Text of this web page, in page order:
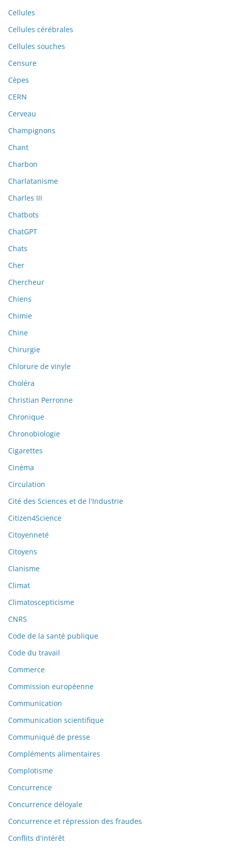
Cellules
Cellules cérébrales
Cellules souches
Censure
Cèpes
CERN
Cerveau
Champignons
Chant
Charbon
Charlatanisme
Charles III
Chatbots
ChatGPT
Chats
Cher
Chercheur
Chiens
Chimie
Chine
Chirurgie
Chlorure de vinyle
Choléra
Christian Perronne
Chronique
Chronobiologie
Cigarettes
Cinéma
Circulation
Cité des Sciences et de l'Industrie
Citizen4Science
Citoyenneté
Citoyens
Clanisme
Climat
Climatoscepticisme
CNRS
Code de la santé publique
Code du travail
Commerce
Commission européenne
Communication
Communication scientifique
Communiqué de presse
Compléments alimentaires
Complotisme
Concurrence
Concurrence déloyale
Concurrence et répression des fraudes
Conflits d'intérêt